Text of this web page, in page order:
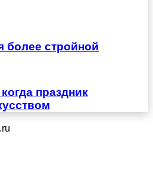
более стройной
праздник